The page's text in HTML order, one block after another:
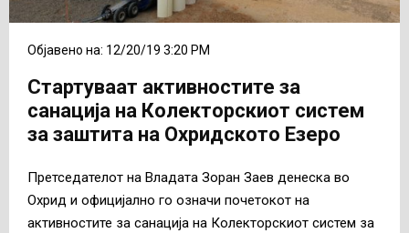
Објавено на: 12/20/19 3:20 PM
Стартуваат активностите за
санација на Колекторскиот систем
за заштита на Охридското Езеро
Претседателот на Владата Зоран Заев денеска во
Охрид и официјално го означи почетокот на
активностите за санација на Колекторскиот систем за